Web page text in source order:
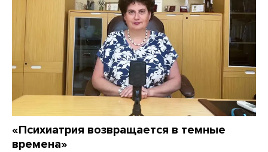
«Психиатрия возвращается в темные
времена»